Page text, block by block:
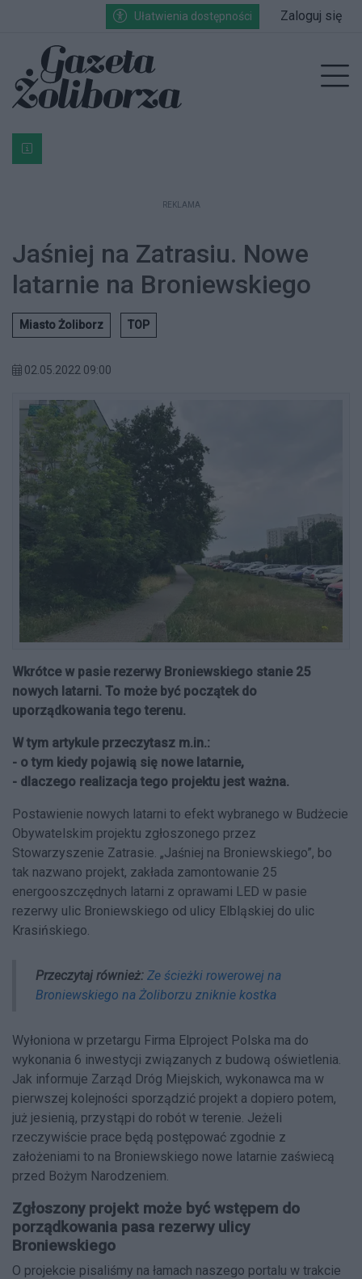
Przejdź do głównych treści
Przejdź do wyszukiwarki
Przejdź do głównego menuUłatwienia dostępności Zaloguj się
Bardzo ważna informacja dla podatników posiadających
REKLAMA
Jaśniej na Zatrasiu. Nowe
latarnie na Broniewskiego
Miasto Żoliborz TOP
02.05.2022 09:00
Wkrótce w pasie rezerwy Broniewskiego stanie 25
nowych latarni. To może być początek do
uporządkowania tego terenu.
W tym artykule przeczytasz m.in.:
- o tym kiedy pojawią się nowe latarnie,
- dlaczego realizacja tego projektu jest ważna.
Postawienie nowych latarni to efekt wybranego w Budżecie
Obywatelskim projektu zgłoszonego przez
Stowarzyszenie Zatrasie. „Jaśniej na Broniewskiego”, bo
tak nazwano projekt, zakłada zamontowanie 25
energooszczędnych latarni z oprawami LED w pasie
rezerwy ulic Broniewskiego od ulicy Elbląskiej do ulic
Krasińskiego.
Przeczytaj również: Ze ścieżki rowerowej na
Broniewskiego na Żoliborzu zniknie kostka
Wyłoniona w przetargu Firma Elproject Polska ma do
wykonania 6 inwestycji związanych z budową oświetlenia.
Jak informuje Zarząd Dróg Miejskich, wykonawca ma w
pierwszej kolejności sporządzić projekt a dopiero potem,
już jesienią, przystąpi do robót w terenie. Jeżeli
rzeczywiście prace będą postępować zgodnie z
założeniami to na Broniewskiego nowe latarnie zaświecą
przed Bożym Narodzeniem.
Zgłoszony projekt może być wstępem do
porządkowania pasa rezerwy ulicy
Broniewskiego
O projekcie pisaliśmy na łamach naszego portalu w trakcie